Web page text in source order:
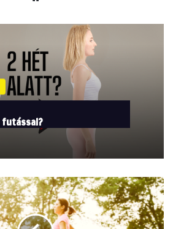
p
futással?